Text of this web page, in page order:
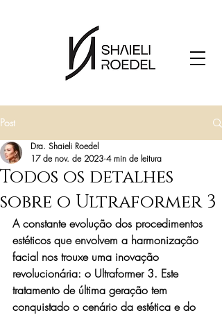
Post
Todos os detalhes
sobre o Ultraformer 3
Dra. Shaieli Roedel
17 de nov. de 2023 4 min de leitura
A constante evolução dos procedimentos
estéticos que envolvem a harmonização
facial nos trouxe uma inovação
revolucionária: o Ultraformer 3. Este
tratamento de última geração tem
conquistado o cenário da estética e do